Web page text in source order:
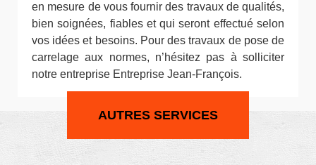
en mesure de vous fournir des travaux de qualités,
bien soignées, fiables et qui seront effectué selon
vos idées et besoins. Pour des travaux de pose de
carrelage aux normes, n’hésitez pas à solliciter
notre entreprise Entreprise Jean-François.
AUTRES SERVICES